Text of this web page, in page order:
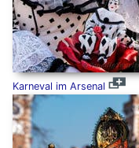
Karneval im Arsenal